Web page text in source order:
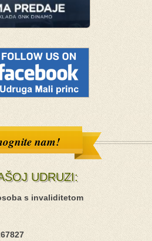
nam!
UDRUZI:
s invaliditetom